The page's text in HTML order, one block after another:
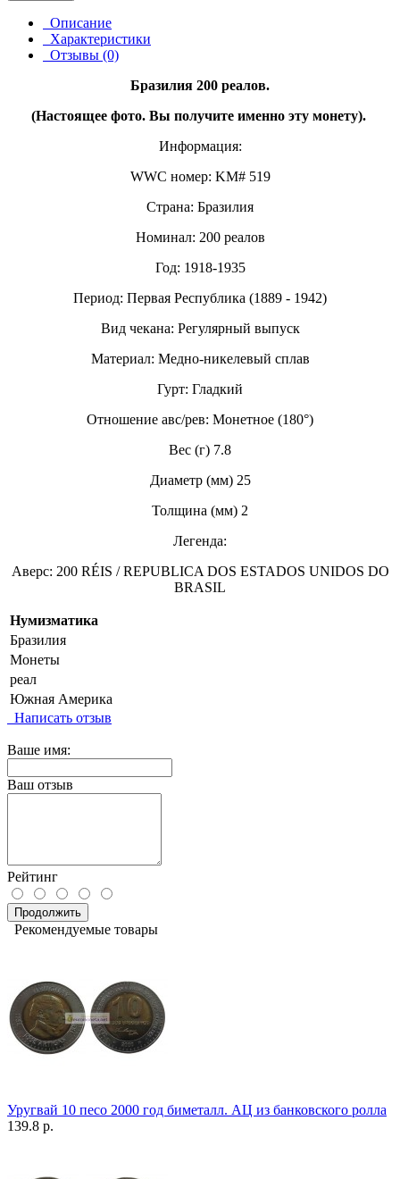
Описание
Характеристики
Отзывы (0)
Бразилия 200 реалов.
(Настоящее фото. Вы получите именно эту монету).
Информация:
WWC номер: KM# 519
Страна: Бразилия
Номинал: 200 реалов
Год: 1918-1935
Период: Первая Республика (1889 - 1942)
Вид чекана: Регулярный выпуск
Материал: Медно-никелевый сплав
Гурт: Гладкий
Отношение авс/рев: Монетное (180°)
Вес (г) 7.8
Диаметр (мм) 25
Толщина (мм) 2
Легенда:
Аверс: 200 RÉIS / REPUBLICA DOS ESTADOS UNIDOS DO
BRASIL
Нумизматика
Бразилия
Монеты
реал
Южная Америка
Написать отзыв
Ваше имя:
Ваш отзыв
Рейтинг
Продолжить
Рекомендуемые товары
Уругвай 10 песо 2000 год биметалл. АЦ из банковского ролла
139.8 р.